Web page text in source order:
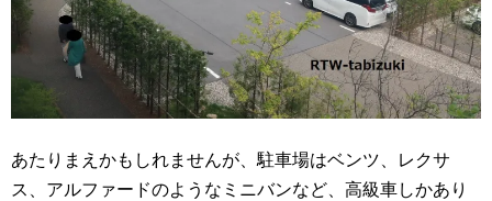
あたりまえかもしれませんが、駐車場はベンツ、レクサ
ス、アルファードのようなミニバンなど、高級車しかあり